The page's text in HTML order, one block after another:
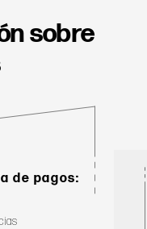
sobre
de pagos: